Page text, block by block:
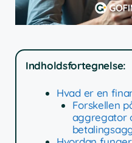
Indholdsfortegnelse:
Hvad er en
Forskellen
aggregator